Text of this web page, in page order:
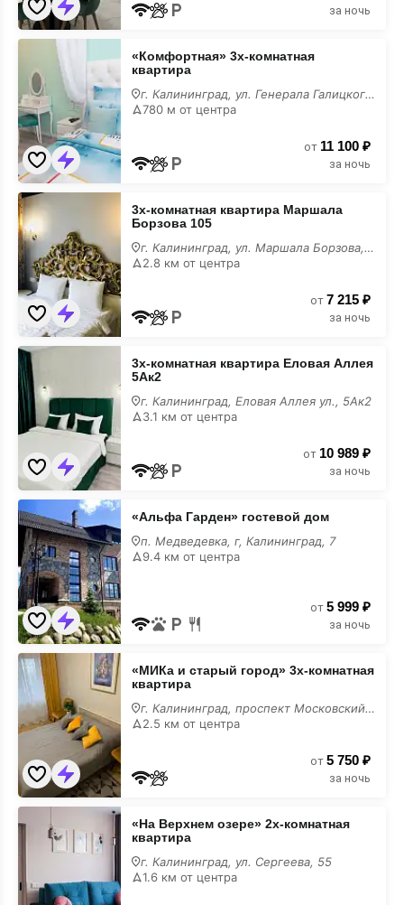
за ночь
«Комфортная»
комнатная
квартира
в
июне
«Комфортная» 3х-комнатная
квартира
г. Калининград, ул. Генерала Галицкого, 24
780 м от центра
от 11 100 ₽
за ночь
3х-
комнатная
квартира
Маршала
Борзова
105
в
июне
3х-комнатная квартира Маршала
Борзова 105
г. Калининград, ул. Маршала Борзова, 105
2.8 км от центра
от 7 215 ₽
за ночь
3х-
комнатная
квартира
Еловая
Аллея
5Ак2
в
июне
3х-комнатная квартира Еловая Аллея
5Ак2
г. Калининград, Еловая Аллея ул., 5Ак2
3.1 км от центра
от 10 989 ₽
за ночь
«Альфа
Гарден»
гостевой
дом
в
июне
«Альфа Гарден» гостевой дом
п. Медведевка, г, Калининград, 7
9.4 км от центра
от 5 999 ₽
за ночь
«МИКа
и
старый
город»
комнатная
июне
«МИКа и старый город» 3х-комнатная
квартира
г. Калининград, проспект Московский, 115
2.5 км от центра
от 5 750 ₽
за ночь
«На
Верхнем
озере»
квартира
«На Верхнем озере» 2х-комнатная
квартира
г. Калининград, ул. Сергеева, 55
1.6 км от центра